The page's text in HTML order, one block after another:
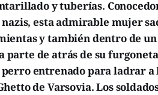
y tuberías.
esta admirable mujer
y también dentro de
parte de atrás de su
entrenado para ladrar a
de Varsovia. Los